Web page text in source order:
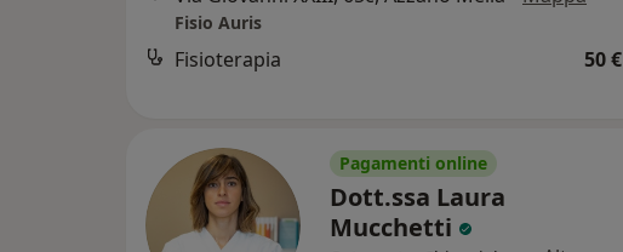
Fisio Auris
Fisioterapia 50 €
Pagamenti online
Dott.ssa Laura
Mucchetti